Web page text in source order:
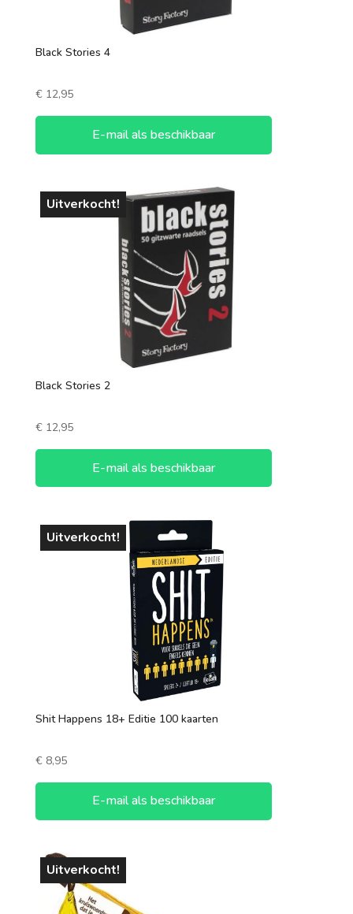
Black Stories 4
€12,95
E-mail als beschikbaar
Uitverkocht!
Black Stories 2
€12,95
E-mail als beschikbaar
Uitverkocht!
Shit Happens 18+ Editie 100 kaarten
€8,95
E-mail als beschikbaar
Uitverkocht!